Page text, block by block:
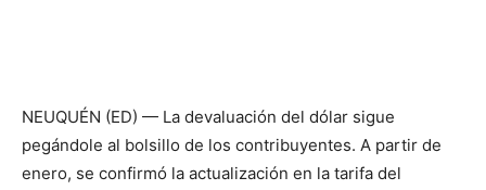
NEUQUÉN (ED) — La devaluación del dólar sigue
pegándole al bolsillo de los contribuyentes. A partir de
enero, se confirmó la actualización en la tarifa del